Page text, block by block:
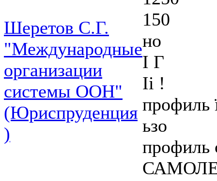
Шеретов С.Г.
"Международные
организации
системы ООН"
(Юриспруденция
)
150
но
І Г
Ii !
профиль
ьзо
профиль